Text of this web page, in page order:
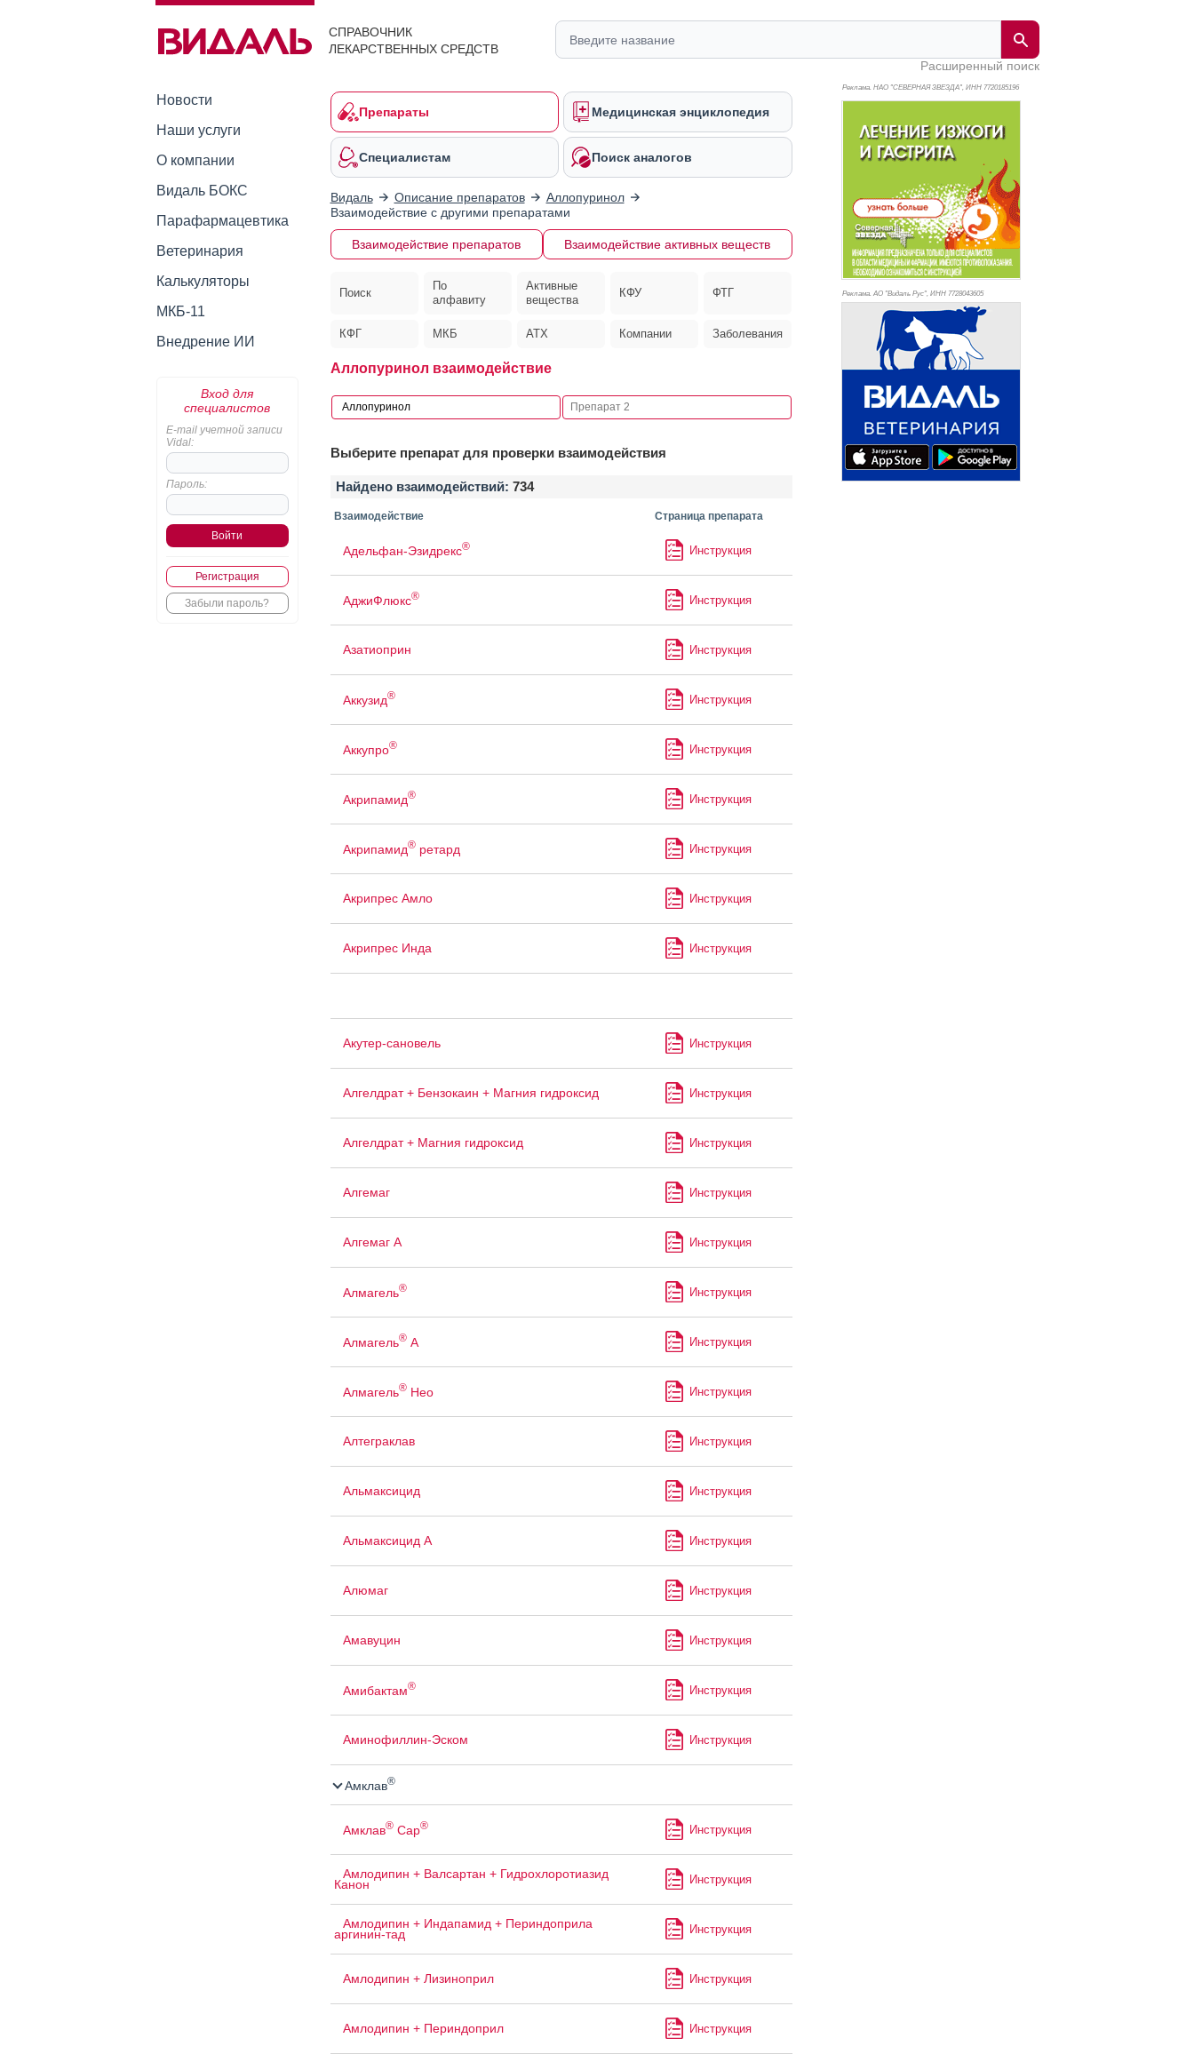
СПРАВОЧНИК
ЛЕКАРСТВЕННЫХ СРЕДСТВ
Расширенный поиск
Новости
Наши услуги
О компании
Видаль БОКС
Парафармацевтика
Ветеринария
Калькуляторы
МКБ-11
Внедрение ИИ
Вход для
специалистов
E-mail учетной записи
Vidal:
Пароль:
Регистрация
Забыли пароль?
Препараты Медицинская энциклопедия
Специалистам Поиск аналогов
Видаль Описание препаратов
Аллопуринол
Взаимодействие с другими препаратами
Взаимодействие препаратов Взаимодействие активных веществ
Поиск
По
алфавиту
Активные
вещества
КФУ ФТГ
КФГ МКБ АТХ Компании Заболевания
Аллопуринол взаимодействие
Выберите препарат для проверки взаимодействия
Найдено взаимодействий: 734
Взаимодействие Страница препарата
Адельфан-Эзидрекс® Инструкция
АджиФлюкс® Инструкция
Азатиоприн Инструкция
Аккузид® Инструкция
Аккупро® Инструкция
Акрипамид® Инструкция
Акрипамид®ретард Инструкция
Акрипрес Амло Инструкция
Акрипрес Инда Инструкция
Акутер-сановель Инструкция
Алгелдрат + Бензокаин + Магния гидроксид Инструкция
Алгелдрат + Магния гидроксид Инструкция
Алгемаг Инструкция
Алгемаг А Инструкция
Алмагель® Инструкция
Алмагель®А Инструкция
Алмагель®Нео Инструкция
Алтеграклав Инструкция
Альмаксицид Инструкция
Альмаксицид А Инструкция
Алюмаг Инструкция
Амавуцин Инструкция
Амибактам® Инструкция
Аминофиллин-Эском Инструкция
Амклав®
Амклав®Сар® Инструкция
Амлодипин + Валсартан + Гидрохлоротиазид
Канон Инструкция
Амлодипин + Индапамид + Периндоприла
аргинин-тад Инструкция
Амлодипин + Лизиноприл Инструкция
Амлодипин + Периндоприл Инструкция
Реклама. НАО "СЕВЕРНАЯ ЗВЕЗДА", ИНН 7720185196
Реклама. АО "Видаль Рус", ИНН 7728043605